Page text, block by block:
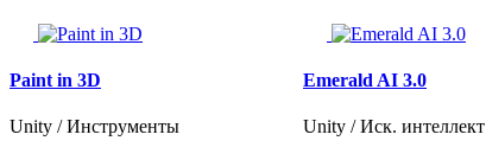
Paint in 3D
Unity / Инструменты
Emerald AI 3.0
Unity / Иск. интеллект